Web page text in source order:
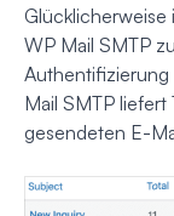
WP Mail SMTP
Mail SMTP
gesendeten E-